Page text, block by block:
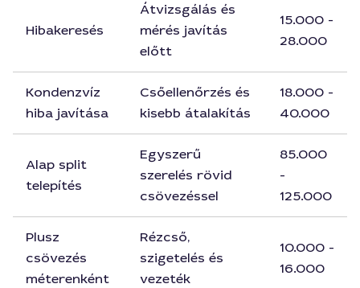
Hibakeresés
Átvizsgálás és
mérés javítás
előtt
15.000 -
28.000
Kondenzvíz
hiba javítása
Csőellenőrzés és
kisebb átalakítás
18.000 -
40.000
Alap split
telepítés
Egyszerű
szerelés rövid
csövezéssel
85.000
-
125.000
Plusz
csövezés
méterenként
Rézcső,
szigetelés és
vezeték
10.000 -
16.000